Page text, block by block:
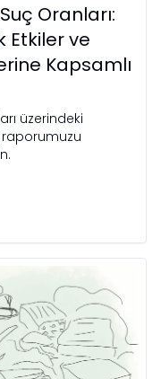
Oranları:
Etkiler ve
Kapsamlı
üzerindeki